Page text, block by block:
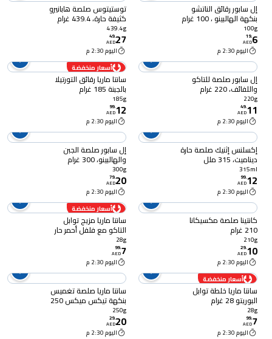
إل سابور رقائق الناتشو
بنكهة الهالبينو ، 100 غرام
100g
6
.
19
AED
اليوم 2:30 م
توستيتوس صلصة هابانيرو
كثيفة حارة، 439.4 غرام
439.4g
27
.
49
AED
اليوم 2:30 م
إل سابور صلصة للتاكو
واللفائف، 220 غرام
220g
11
.
49
AED
اليوم 2:30 م
أسعار منخفضة
سانتا ماريا رقائق التورتيلا
بالجبنة 185 غرام
185g
12
.
99
AED
اليوم 2:30 م
إكسلنس إثنيك صلصة حارة
ديناميت، 315 ملل
315ml
12
.
99
AED
اليوم 2:30 م
إل سابور صلصة الجبن
والهالبينو، 300 غرام
300g
20
.
79
AED
اليوم 2:30 م
كانتينا صلصة مكسيكانا
210 غرام
210g
10
.
29
AED
اليوم 2:30 م
أسعار منخفضة
سانتا ماريا مزيج توابل
التاكو مع فلفل أحمر حار
28 غرام
28g
7
.
99
AED
اليوم 2:30 م
أسعار منخفضة
سانتا ماريا خلطة توابل
البوريتو 28 غرام
28g
7
.
99
AED
اليوم 2:30 م
سانتا ماريا صلصة تغميس
بنكهة تيكس ميكس 250
غرام
250g
20
.
29
AED
اليوم 2:30 م